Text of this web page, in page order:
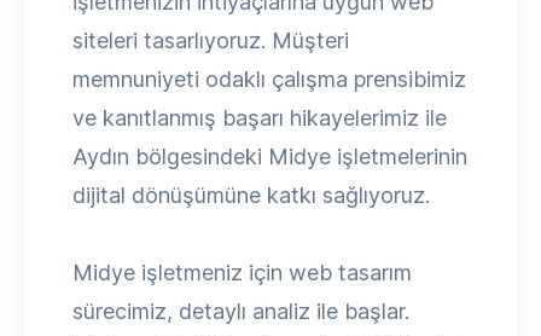
siteleri tasarlıyoruz. Müşteri
memnuniyeti odaklı çalışma prensibimiz
ve kanıtlanmış başarı hikayelerimiz ile
Aydın bölgesindeki Midye işletmelerinin
dijital dönüşümüne katkı sağlıyoruz.
Midye işletmeniz için web tasarım
sürecimiz, detaylı analiz ile başlar.